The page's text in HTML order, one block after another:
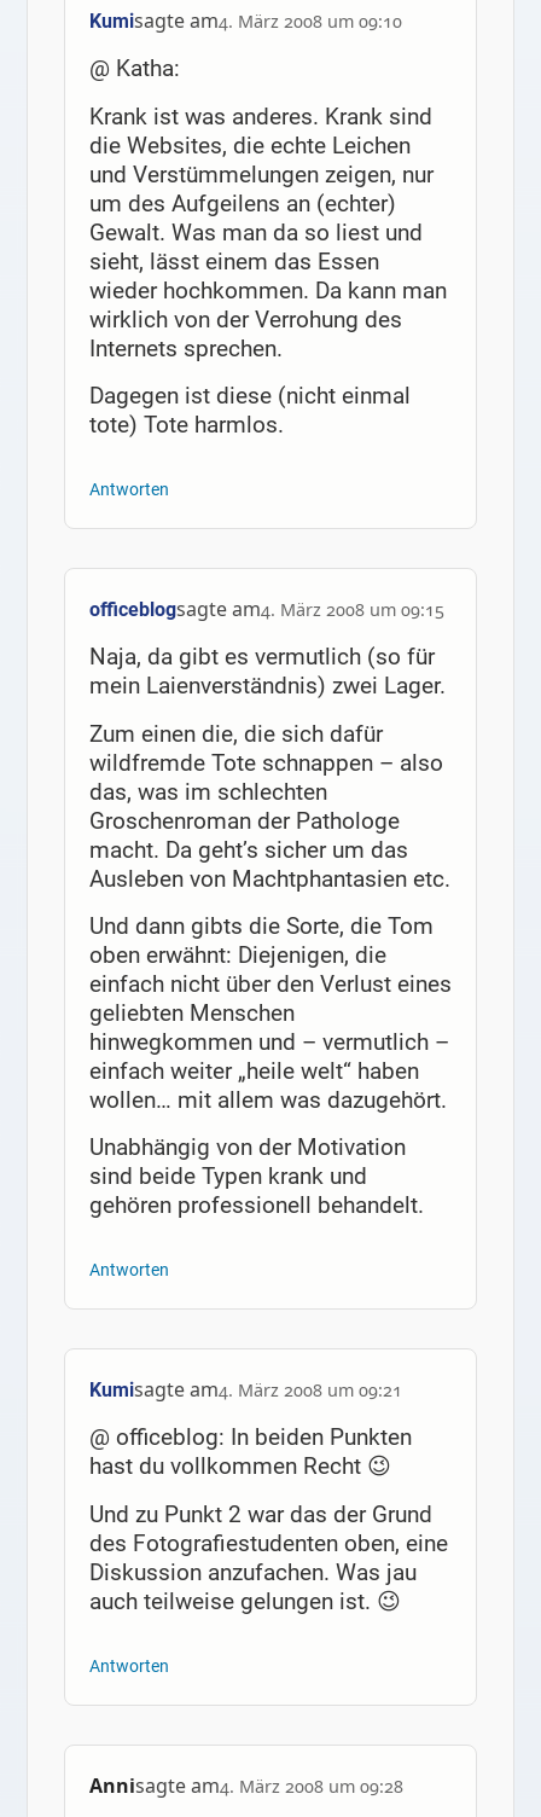
Kumisagte am4. März 2008 um 09:10
@ Katha:
Krank ist was anderes. Krank sind
die Websites, die echte Leichen
und Verstümmelungen zeigen, nur
um des Aufgeilens an (echter)
Gewalt. Was man da so liest und
sieht, lässt einem das Essen
wieder hochkommen. Da kann man
wirklich von der Verrohung des
Internets sprechen.
Dagegen ist diese (nicht einmal
tote) Tote harmlos.
Antworten
officeblogsagte am4. März 2008 um 09:15
Naja, da gibt es vermutlich (so für
mein Laienverständnis) zwei Lager.
Zum einen die, die sich dafür
wildfremde Tote schnappen – also
das, was im schlechten
Groschenroman der Pathologe
macht. Da geht’s sicher um das
Ausleben von Machtphantasien etc.
Und dann gibts die Sorte, die Tom
oben erwähnt: Diejenigen, die
einfach nicht über den Verlust eines
geliebten Menschen
hinwegkommen und – vermutlich –
einfach weiter „heile welt“ haben
wollen… mit allem was dazugehört.
Unabhängig von der Motivation
sind beide Typen krank und
gehören professionell behandelt.
Antworten
Kumisagte am4. März 2008 um 09:21
@ officeblog: In beiden Punkten
hast du vollkommen Recht 😉
Und zu Punkt 2 war das der Grund
des Fotografiestudenten oben, eine
Diskussion anzufachen. Was jau
auch teilweise gelungen ist. 😉
Antworten
Annisagte am4. März 2008 um 09:28